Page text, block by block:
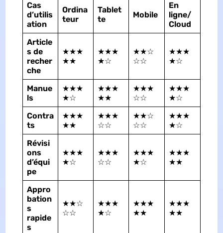
Cas
d’utilis
ation
Ordina
teur
Tablet
te
Mobile
En
ligne/
Cloud
Article
s de
recher
che
★★★
★★
★★★
★☆
★★☆
☆☆
★★★
★☆
Manue
ls
★★★
★☆
★★★
★★
★★★
☆☆
★★★
★☆
Contra
ts
★★★
★★
★★★
☆☆
★★☆
☆☆
★★★
★☆
Révisi
ons
d’équi
pe
★★★
★☆
★★★
☆☆
★★★
★☆
★★★
★★
Appro
bation
s
rapide
s
★★☆
☆☆
★★★
★☆
★★★
★★
★★★
★★